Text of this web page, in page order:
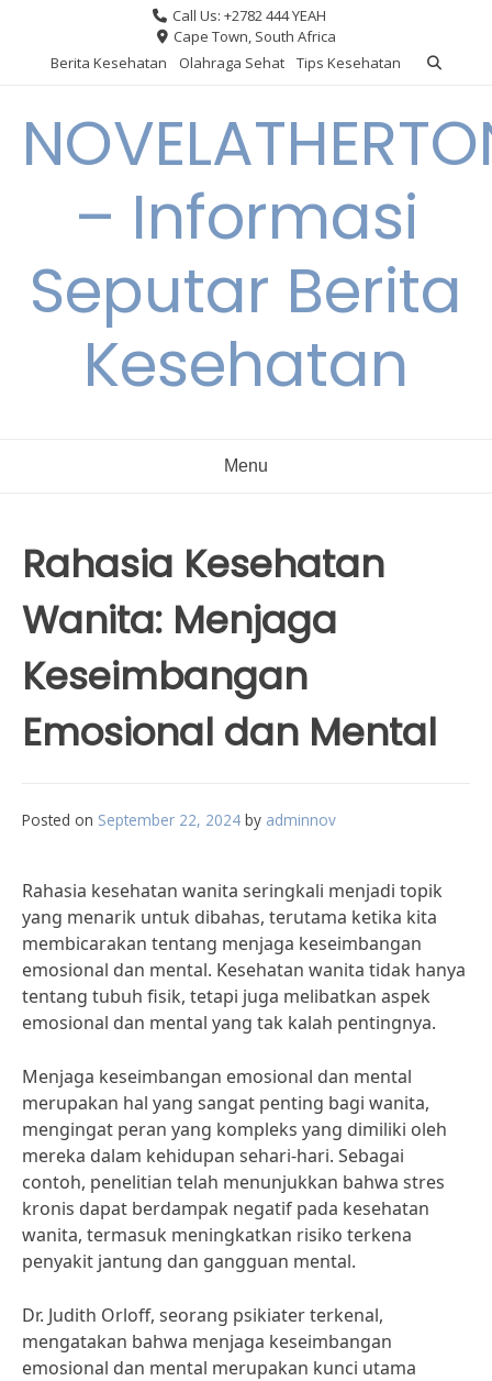
content
Call Us: +2782 444 YEAH
Cape Town, South Africa
Berita Kesehatan
Olahraga Sehat Tips Kesehatan
– Informasi
Seputar Berita
Kesehatan
Menu
Rahasia Kesehatan
Wanita: Menjaga
Keseimbangan
Emosional dan Mental
Posted on September 22, 2024 by adminnov
Rahasia kesehatan wanita seringkali menjadi topik
yang menarik untuk dibahas, terutama ketika kita
membicarakan tentang menjaga keseimbangan
emosional dan mental. Kesehatan wanita tidak hanya
tentang tubuh fisik, tetapi juga melibatkan aspek
emosional dan mental yang tak kalah pentingnya.
Menjaga keseimbangan emosional dan mental
merupakan hal yang sangat penting bagi wanita,
mengingat peran yang kompleks yang dimiliki oleh
mereka dalam kehidupan sehari-hari. Sebagai
contoh, penelitian telah menunjukkan bahwa stres
kronis dapat berdampak negatif pada kesehatan
wanita, termasuk meningkatkan risiko terkena
penyakit jantung dan gangguan mental.
Dr. Judith Orloff, seorang psikiater terkenal,
mengatakan bahwa menjaga keseimbangan
emosional dan mental merupakan kunci utama